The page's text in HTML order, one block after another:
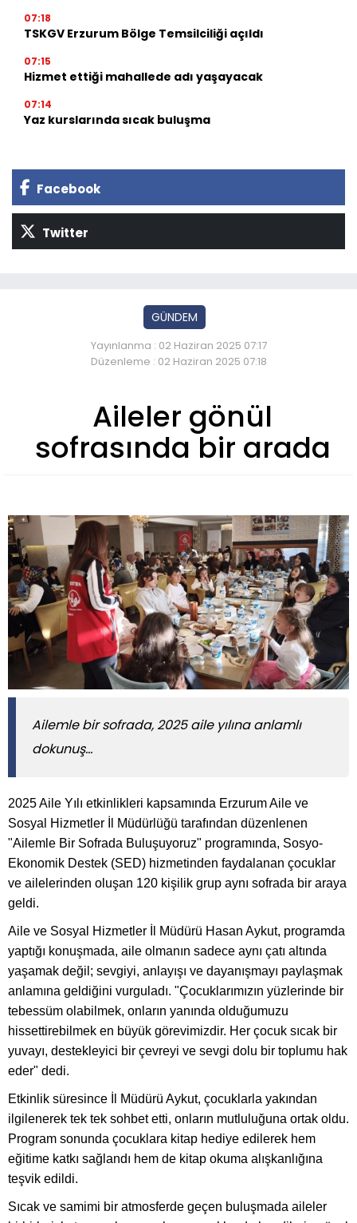
07:18
TSKGV Erzurum Bölge Temsilciliği açıldı
07:15
Hizmet ettiği mahallede adı yaşayacak
07:14
Yaz kurslarında sıcak buluşma
Facebook
Twitter
GÜNDEM
Yayınlanma : 02 Haziran 2025 07:17
Düzenleme : 02 Haziran 2025 07:18
Aileler gönül
sofrasında bir arada
Ailemle bir sofrada, 2025 aile yılına anlamlı
dokunuş...
2025 Aile Yılı etkinlikleri kapsamında Erzurum Aile ve
Sosyal Hizmetler İl Müdürlüğü tarafından düzenlenen
"Ailemle Bir Sofrada Buluşuyoruz" programında, Sosyo-
Ekonomik Destek (SED) hizmetinden faydalanan çocuklar
ve ailelerinden oluşan 120 kişilik grup aynı sofrada bir araya
geldi.
Aile ve Sosyal Hizmetler İl Müdürü Hasan Aykut, programda
yaptığı konuşmada, aile olmanın sadece aynı çatı altında
yaşamak değil; sevgiyi, anlayışı ve dayanışmayı paylaşmak
anlamına geldiğini vurguladı. "Çocuklarımızın yüzlerinde bir
tebessüm olabilmek, onların yanında olduğumuzu
hissettirebilmek en büyük görevimizdir. Her çocuk sıcak bir
yuvayı, destekleyici bir çevreyi ve sevgi dolu bir toplumu hak
eder" dedi.
Etkinlik süresince İl Müdürü Aykut, çocuklarla yakından
ilgilenerek tek tek sohbet etti, onların mutluluğuna ortak oldu.
Program sonunda çocuklara kitap hediye edilerek hem
eğitime katkı sağlandı hem de kitap okuma alışkanlığına
teşvik edildi.
Sıcak ve samimi bir atmosferde geçen buluşmada aileler